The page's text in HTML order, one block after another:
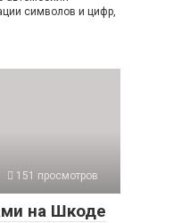
символов и цифр,
151 просмотров
на Шкоде